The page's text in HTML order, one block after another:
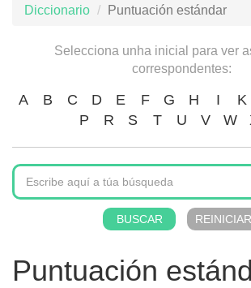
Diccionario Puntuación estándar
Selecciona unha inicial para ver
correspondentes:
A B C D E F G H I K
P
R S T U V W
Puntuación